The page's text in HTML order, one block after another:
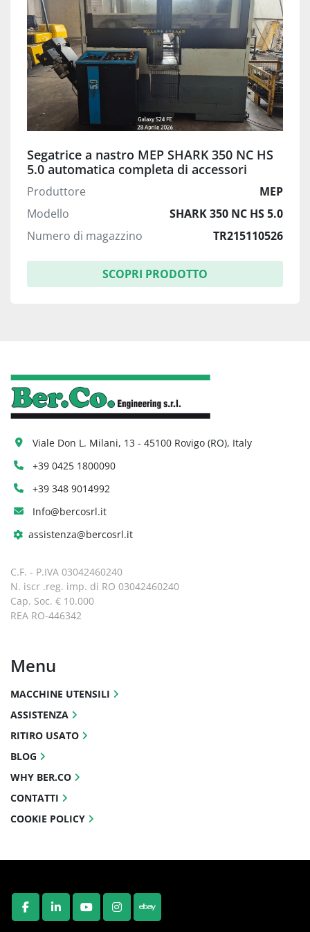
Segatrice a nastro MEP SHARK 350 NC HS
5.0 automatica completa di accessori
Produttore
MEP
Modello
SHARK 350 NC HS 5.0
Numero di magazzino
TR215110526
SCOPRI PRODOTTO
FACEBOOK
LINKEDINYOUTUBEINSTAGRAM
EBAY
Viale Don L. Milani, 13 - 45100 Rovigo (RO), Italy
+39 0425 1800090
+39 348 9014992
Info@bercosrl.it
assistenza@bercosrl.it
C.F. - P.IVA 03042460240
N. iscr .reg. imp. di RO 03042460240
Cap. Soc. € 10.000
REA RO-446342
Menu
MACCHINE UTENSILI
ASSISTENZA
RITIRO USATO
BLOG
WHY BER.CO
CONTATTI
COOKIE POLICY